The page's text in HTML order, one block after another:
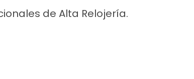
de Alta Relojería.